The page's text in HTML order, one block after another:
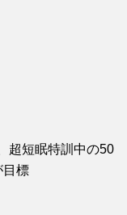
超短眠特訓中の50
目標